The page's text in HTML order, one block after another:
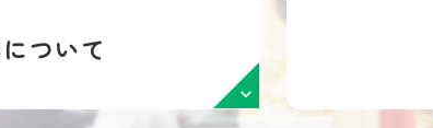
ついて